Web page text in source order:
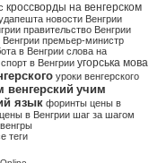
кроссворды на венгерском
новости Венгрии
правительство Венгрии
Венгрии премьер-министр
в Венгрии слова на
спорт в Венгрии угорська мова
уроки венгерского
венгерский учим
язык форинты цены в
цены в Венгрии шаг за шагом
теги